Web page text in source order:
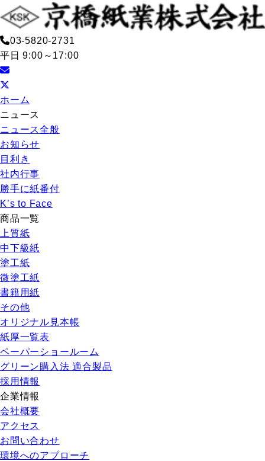
03-5820-2731
平日 9:00～17:00
ホーム
ニュース
ニュース全般
お知らせ
目利き
社内行事
勝手に紙番付
K’s to Face
商品一覧
上質紙
中下級紙
塗工紙
微塗工紙
書籍用紙
その他
オリジナル見本帳
紙厚一覧表
ペーパーショールーム
グリーン購入法 適合製品
採用情報
企業情報
会社概要
アクセス
お問い合わせ
環境へのアプローチ